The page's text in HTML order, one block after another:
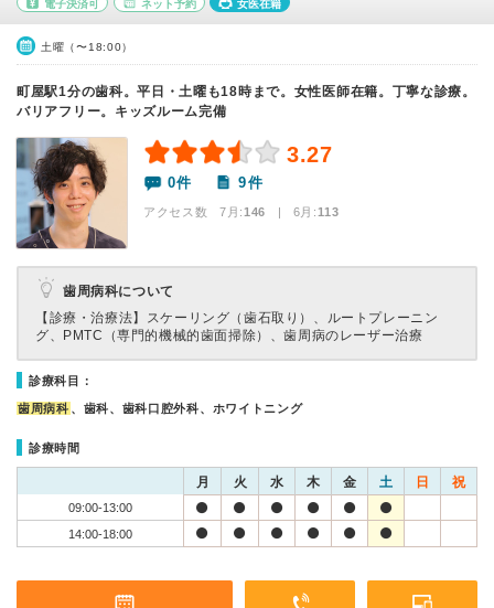
電子決済可 ネット予約 女医在籍
土曜（〜18:00）
町屋駅1分の歯科。平日・土曜も18時まで。女性医師在籍。丁寧な診療。
バリアフリー。キッズルーム完備
3.27
0件 9件
アクセス数 7月:146 | 6月:113
歯周病科について
【診療・治療法】 スケーリング（歯石取り）、ルートプレーニン
グ、PMTC（専門的機械的歯面掃除）、歯周病のレーザー治療
診療科目：
歯周病科 、歯科、歯科口腔外科、ホワイトニング
診療時間
月 火 水 木 金 土 日 祝
09:00-13:00
14:00-18:00